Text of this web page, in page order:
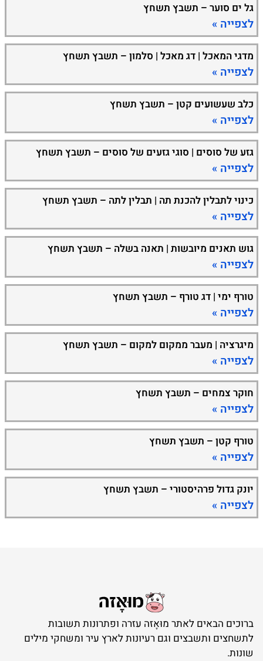
גל ים סוער – תשבץ תשחץ
לצפייה »
מדגי המאכל | דג מאכל | סלמון – תשבץ תשחץ
לצפייה »
כלב שעשועים קטן – תשבץ תשחץ
לצפייה »
גזע של סוסים | סוגי גזעים של סוסים – תשבץ תשחץ
לצפייה »
כינוי לתבלין להכנת תה | תבלין לתה – תשבץ תשחץ
לצפייה »
גוש תאנים מיובשות | תאנה בשלה – תשבץ תשחץ
לצפייה »
טורף ימי | דג טורף – תשבץ תשחץ
לצפייה »
מיגרציה | מעבר ממקום למקום – תשבץ תשחץ
לצפייה »
חוקר צמחים – תשבץ תשחץ
לצפייה »
טורף קטן – תשבץ תשחץ
לצפייה »
יונק גדול פרהיסטורי – תשבץ תשחץ
לצפייה »
ברוכים הבאים לאתר מוּאָזה עזרה ופתרונות תשובות
לתשחצים ותשבצים וגם רעיונות לארץ עיר ומשחקי מילים
שונות.